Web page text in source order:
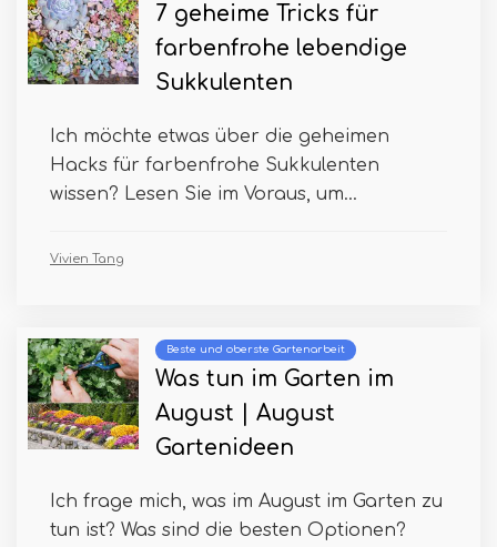
7 geheime Tricks für
farbenfrohe lebendige
Sukkulenten
Ich möchte etwas über die geheimen
Hacks für farbenfrohe Sukkulenten
wissen? Lesen Sie im Voraus, um...
Vivien Tang
Beste und oberste Gartenarbeit
Was tun im Garten im
August | August
Gartenideen
Ich frage mich, was im August im Garten zu
tun ist? Was sind die besten Optionen?